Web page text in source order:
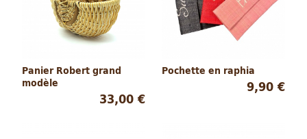
Panier Robert grand
modèle
33,00 €
Pochette en raphia
9,90 €